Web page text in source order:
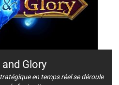
and Glory
en temps réel se déroule